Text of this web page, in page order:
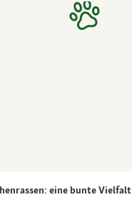
eine bunte Vielfalt